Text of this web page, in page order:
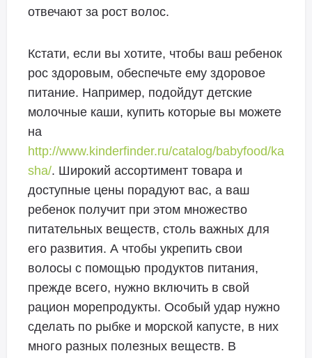
отвечают за рост волос.
Кстати, если вы хотите, чтобы ваш ребенок
рос здоровым, обеспечьте ему здоровое
питание. Например, подойдут детские
молочные каши, купить которые вы можете
на
http://www.kinderfinder.ru/catalog/babyfood/ka
sha/. Широкий ассортимент товара и
доступные цены порадуют вас, а ваш
ребенок получит при этом множество
питательных веществ, столь важных для
его развития. А чтобы укрепить свои
волосы с помощью продуктов питания,
прежде всего, нужно включить в свой
рацион морепродукты. Особый удар нужно
сделать по рыбке и морской капусте, в них
много разных полезных веществ. В